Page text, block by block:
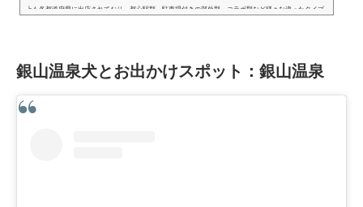
上も各都道府県に出店されており、都心駅型、駐車場付きの郊外型、コラボ型など様々な違ったタイプ
銀山温泉犬とお出かけスポット： 銀山温泉